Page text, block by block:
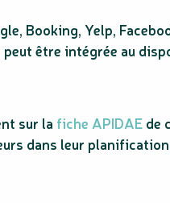
Booking, Yelp,
être intégrée au
sur la fiche APIDAE de
dans leur